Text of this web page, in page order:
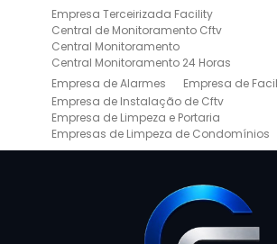
Empresa Terceirizada Facility
Central de Monitoramento Cftv
Central Monitoramento
Central Monitoramento 24 Horas
Empresa de Alarmes
Empresa de
Empresa de Instalação de Cftv
Empresa de Limpeza e Portaria
Empresas de Limpeza de Condomínios
Empresas de Monitoramento Cftv
Instalação de Cercas Elétricas
Monitoramento de Alarme 24 Horas
Portaria e Limpeza
Portaria Inteligente